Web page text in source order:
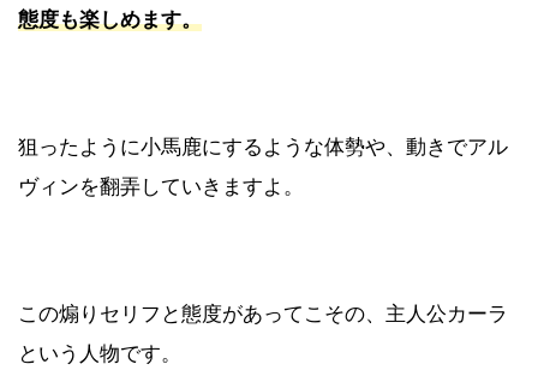
態度も楽しめます。
狙ったように小馬鹿にするような体勢や、動きでアル
ヴィンを翻弄していきますよ。
この煽りセリフと態度があってこその、主人公カーラ
という人物です。